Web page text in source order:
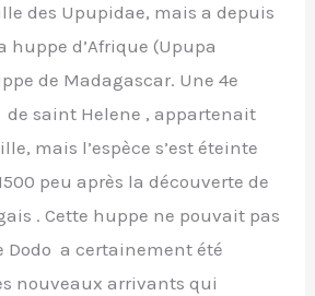
des Upupidae, mais a depuis
d’Afrique (Upupa
de Madagascar. Une 4e
saint Helene , appartenait
mais l’espèce s’est éteinte
peu après la découverte de
. Cette huppe ne pouvait pas
Dodo a certainement été
nouveaux arrivants qui